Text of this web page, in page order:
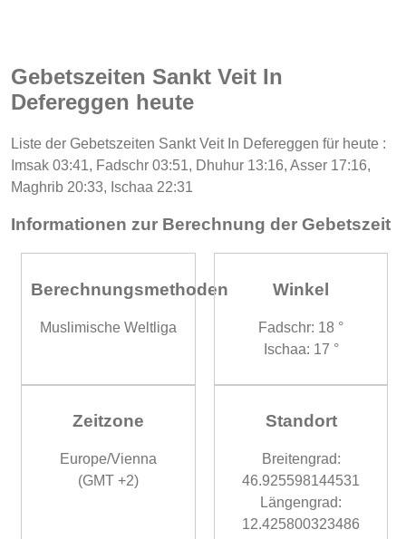
Gebetszeiten Sankt Veit In
Defereggen heute
Liste der Gebetszeiten Sankt Veit In Defereggen für heute :
Imsak 03:41, Fadschr 03:51, Dhuhur 13:16, Asser 17:16,
Maghrib 20:33, Ischaa 22:31
Informationen zur Berechnung der Gebetszeit
Berechnungsmethoden
Muslimische Weltliga
Winkel
Fadschr: 18 °
Ischaa: 17 °
Zeitzone
Europe/Vienna
(GMT +2)
Standort
Breitengrad:
46.925598144531
Längengrad:
12.425800323486